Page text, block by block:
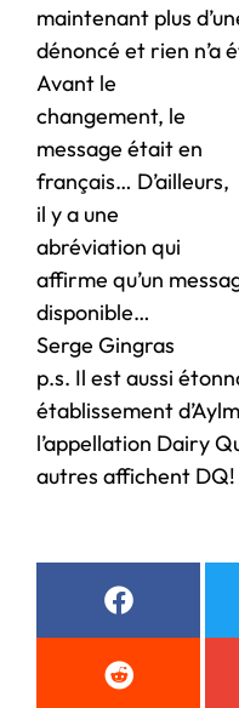
maintenant plus
dénoncé et rien n’a
Avant le
changement, le
message était en
français… D’ailleurs,
il y a une
abréviation qui
affirme qu’un
disponible…
Serge Gingras
p.s. Il est aussi
établissement
l’appellation Dairy
autres affichent DQ!